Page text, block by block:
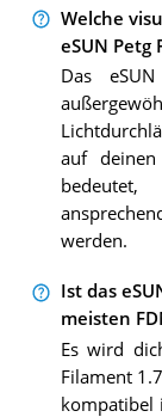
Welche
eSUN
Das
auf
werden.
Ist das
meisten
Es wird
Filament
kompatibel